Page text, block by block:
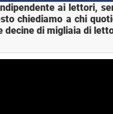
ai lettori,
chiediamo a chi
decine di migliaia di